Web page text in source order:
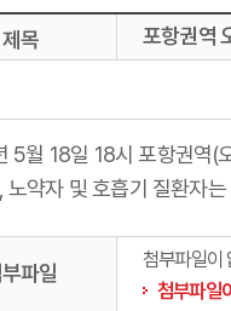
제목 포항권역
5월 18일 18시 포항권
노약자 및 호흡기 질환자
파일
첨부파일이
첨부파일